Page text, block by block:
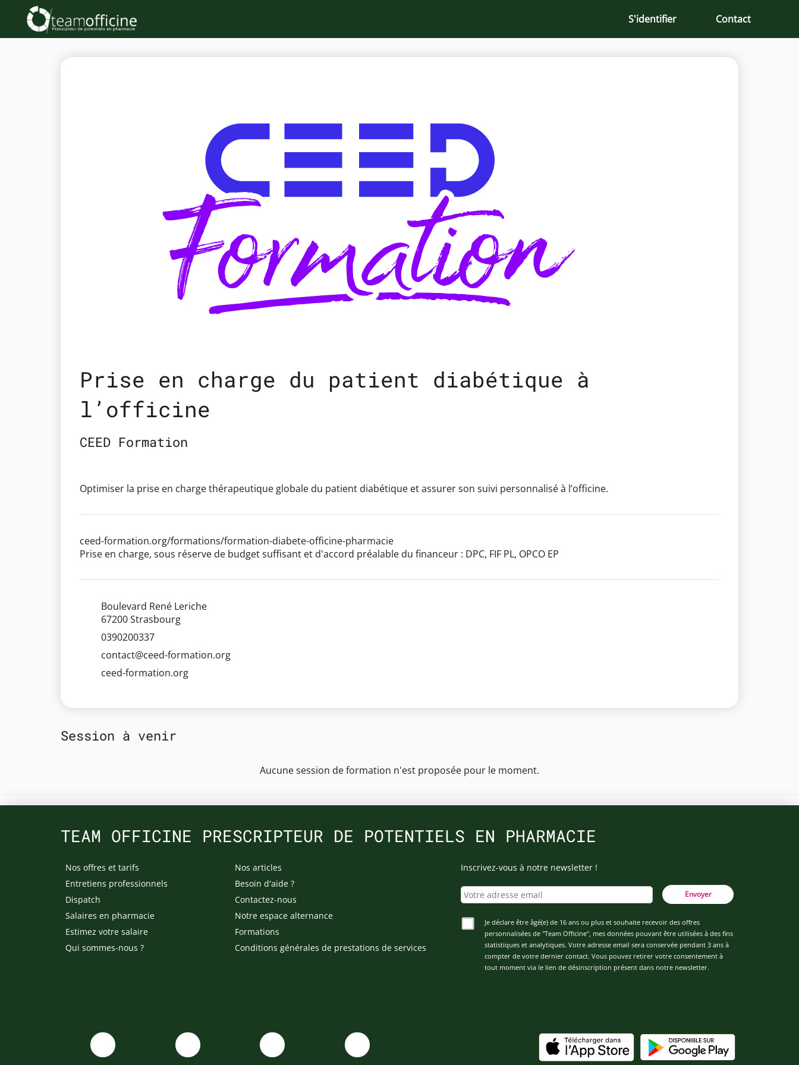
S'identifier Contact
Prise en charge du patient diabétique à
l’officine
CEED Formation
Optimiser la prise en charge thérapeutique globale du patient diabétique et assurer son suivi personnalisé à l’officine.
ceed-formation.org/formations/formation-diabete-officine-pharmacie
Prise en charge, sous réserve de budget suffisant et d'accord préalable du financeur : DPC, FIF PL, OPCO EP
Boulevard René Leriche
67200 Strasbourg
0390200337
contact@ceed-formation.org
ceed-formation.org
Session à venir
Aucune session de formation n'est proposée pour le moment.
TEAM OFFICINE PRESCRIPTEUR DE POTENTIELS EN PHARMACIE
Nos offres et tarifs
Entretiens professionnels
Dispatch
Salaires en pharmacie
Estimez votre salaire
Qui sommes-nous ?
Nos articles
Besoin d'aide ?
Contactez-nous
Notre espace alternance
Formations
Conditions générales de prestations de services
Inscrivez-vous à notre newsletter !
Envoyer
Je déclare être âgé(e) de 16 ans ou plus et souhaite recevoir des offres
personnalisées de "Team Officine", mes données pouvant être utilisées à des fins
statistiques et analytiques. Votre adresse email sera conservée pendant 3 ans à
compter de votre dernier contact. Vous pouvez retirer votre consentement à
tout moment via le lien de désinscription présent dans notre newsletter.